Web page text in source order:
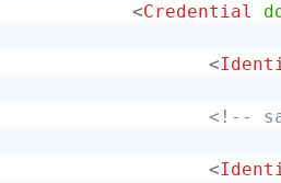
<Credential
<
<!--
<